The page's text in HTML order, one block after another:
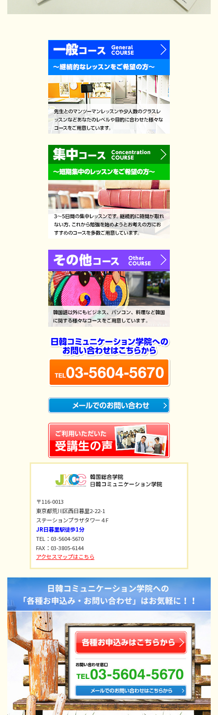
〒116-0013
東京都荒川区西日暮里2-22-1
ステーションプラザタワー４F
JR日暮里駅徒歩1分
TEL：03-5604-5670
FAX：03-3805-6144
アクセスマップはこちら